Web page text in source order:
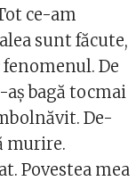
ce-am
sunt făcute,
De
aş bagă tocmai
De-
murire.
Povestea mea